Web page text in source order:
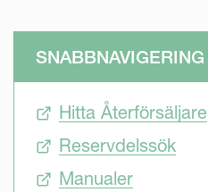
SNABBNAVIGERING
Hitta Återförsäljare
Reservdelssök
Manualer